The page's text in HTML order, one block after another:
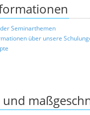
Seminarthemen
über unsere